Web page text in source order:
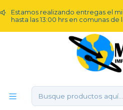
Estamos realizando entregas el
hasta las 13:00 hrs en comunas de